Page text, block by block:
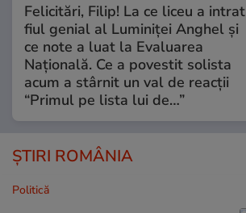
Felicitări, Filip! La ce liceu a intrat
fiul genial al Luminiței Anghel și
ce note a luat la Evaluarea
Națională. Ce a povestit solista
acum a stârnit un val de reacții
“Primul pe lista lui de…”
ȘTIRI ROMÂNIA
Politică